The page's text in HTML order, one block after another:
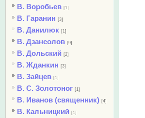
В. Воробьев [1]
В. Гаранин [3]
В. Данилюк [1]
В. Дзансолов [9]
В. Дольский [2]
В. Жданкин [3]
В. Зайцев [1]
В. С. Золотоног [1]
В. Иванов (священник) [4]
В. Кальницкий [1]